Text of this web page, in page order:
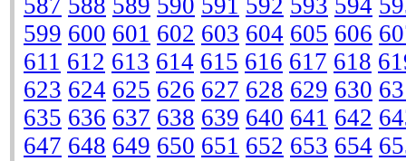
587 588 589 590 591 592 593 594
599 600 601 602 603 604 605 606
611 612 613 614 615 616 617 618
623 624 625 626 627 628 629 630
635 636 637 638 639 640 641 642
647 648 649 650 651 652 653 654